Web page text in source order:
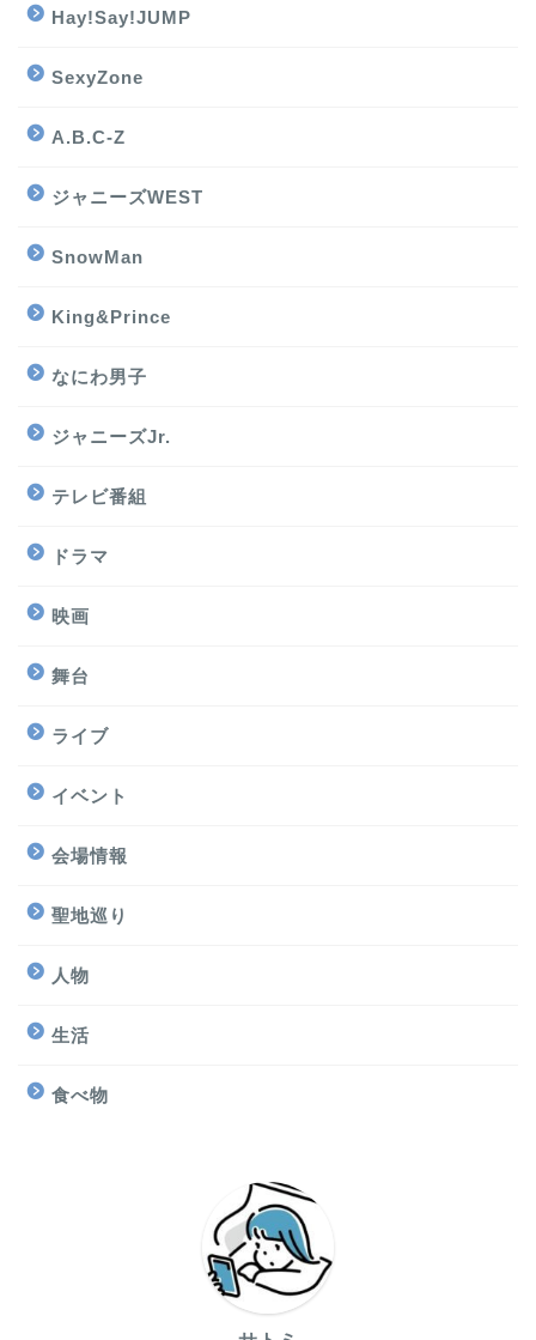
Hay!Say!JUMP
SexyZone
A.B.C-Z
ジャニーズWEST
SnowMan
King&Prince
なにわ男子
ジャニーズJr.
テレビ番組
ドラマ
映画
舞台
ライブ
イベント
会場情報
聖地巡り
人物
生活
食べ物